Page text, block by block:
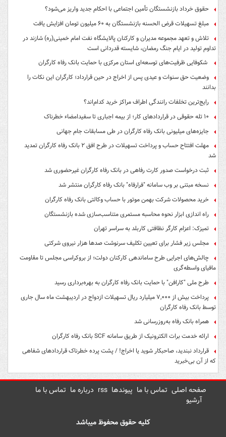
حقوق خرداد بازنشستگان تأمین اجتماعی با احکام جدید واریز می‌شود؟
مبلغ تسهیلات قرض الحسنه بازنشستگان به ۶۰ میلیون تومان افزایش یافت
تلاش و تعهد مجموعه مدیران و کارکنان پالایشگاه نفت امام خمینی(ره) شازند در
تداوم تولید در ایام جنگ رمضان، شایسته قدردانی است
شکوفایی ظرفیت‌های توسعه‌ای استان مرکزی با حمایت بانک رفاه کارگران
وضعیت حق سنوات و عیدی پس از اخراج در حین قرارداد؛ کارگران این نکات را
بدانند
رایج‌ترین تخلفات رانندگی اطراف مراکز خرید کدام‌اند؟
۱۰ تله حقوقی در قراردادهای کار؛ از بیمه اجباری تا سفیدامضاء خطرناک
جایزه‌های میلیونی بانک رفاه کارگران در طی مسابقات جام جهانی
مهلت افتتاح حساب و پرداخت تسهیلات در طرح افق ۲ بانک رفاه کارگران تمدید
شد
ثبت درخواست صدور کارت رفاهی در بانک رفاه کارگران غیرحضوری شد
نسخه مبتنی بر وب سامانه "فرارفاه" بانک رفاه کارگران منتشر شد
خرید محصولات شرکت بهمن موتور با حساب وکالتی بانک رفاه کارگران
راه اندازی ابزار نحوه محاسبه مستمری متناسب‌سازی شده بازنشستگان
تمیزک: اعزام کارگر نظافتی کاربلد به سراسر تهران
مجلس زیر فشار برای تعیین تکلیف سرنوشت صدها هزار نیروی شرکتی
چالش‌های اجرایی طرح ساماندهی کارکنان دولت؛ از بروکراسی مجلس تا مقاومت
مافیای واسطه‌گری
طرح ملی "کارافن" با حمایت بانک رفاه کارگران به بهره‌برداری رسید
پرداخت بیش از ۷,۰۰۰ میلیارد ریال تسهیلات ازدواج در اردیبهشت ماه سال جاری
توسط بانک رفاه کارگران
همراه بانک رفاه به‌روزرسانی شد
ارائه خدمت برات الکترونیک از طریق سامانه SCF بانک رفاه کارگران
قرارداد نبندید، صاحبکار شوید یا اخراج! / پشت پرده خطرناک قراردادهای شفاهی
که از آن بی‌خبرید
صفحه اصلی تماس با ما پیوندها rss درباره ما تماس با ما
آرشیو
کلیه حقوق محفوظ میباشد